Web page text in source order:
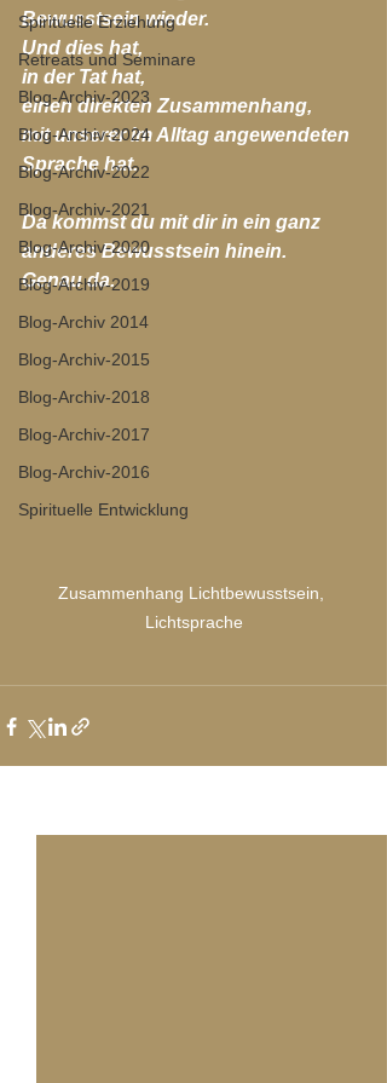
Spirituelle Erziehung
Retreats und Seminare
Blog-Archiv-2023
Blog-Archiv-2024
Blog-Archiv-2022
Blog-Archiv-2021
Blog-Archiv-2020
Blog-Archiv-2019
Blog-Archiv 2014
Blog-Archiv-2015
Blog-Archiv-2018
Blog-Archiv-2017
Blog-Archiv-2016
Spirituelle Entwicklung
Bewusstsein wieder.
Und dies hat,
in der Tat hat,
einen direkten Zusammenhang,
mit unserer im Alltag angewendeten
Sprache hat.
Da kommst du mit dir in ein ganz
anderes Bewusstsein hinein.
Genau da.
Zusammenhang Lichtbewusstsein,
Lichtsprache